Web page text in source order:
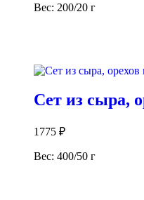
Вес: 200/20 г
Сет из сыра,
1775 ₽
Вес: 400/50 г